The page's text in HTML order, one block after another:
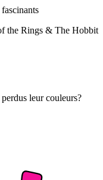
the Rings & The Hobbit
leur couleurs?